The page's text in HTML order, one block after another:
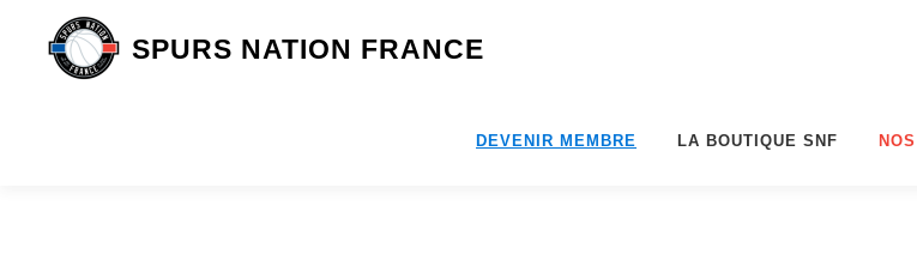
contenu
SPURS NATION FRANCE
DEVENIR MEMBRE LA BOUTIQUE SNF